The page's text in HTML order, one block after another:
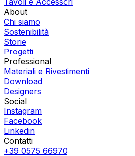
Tavoli e Accessori
About
Chi siamo
Sostenibilità
Storie
Progetti
Professional
Materiali e Rivestimenti
Download
Designers
Social
Instagram
Facebook
Linkedin
Contatti
+39 0575 66970